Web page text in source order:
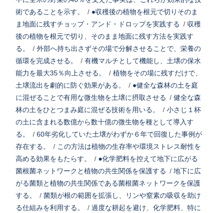
術であることを示す。
/ ●収穫後の植物を根元で切りそのま
ま地面に残すチョップ・アンド・ドロップを実践する / 収穫
後の植物を根元で切り、そのまま地面に残す方法を実践す
る。
/ 外部へ持ち出さずその場で分解させることで、栄養の
循環を完成させる。
/ 有機マルチとして機能し、土壌の保水
能力を最大35％向上させる。
/ 植物をその場に残すだけで、
土壌流出を劇的に防ぐ効果がある。
/ ●健全な森林の土を庭
に混ぜることで有用な微生物を土壌に摂取させる / 健全な森
林の土をひとつまみ庭に混ぜる技術を用いる。
/ 小さじ１杯
の土に含まれる数億から数十億の微生物を種として導入す
る。
/ 60年劣化していた土壌がわずか６年で回復した事例が
存在する。
/ この方法は植物の生存率や環境ストレス耐性を
高める効果をもたらす。
/ ●化学肥料を控えて地下に広がる
菌根菌ネットワークと植物の共生関係を保護する / 地下に広
がる菌類と植物の共生関係である菌根菌ネットワークを保護
する。
/ 菌類が根の範囲を拡張し、リンや窒素の吸収を助け
る仕組みを利用する。
/ 過度な耕起を避け、化学肥料、特に